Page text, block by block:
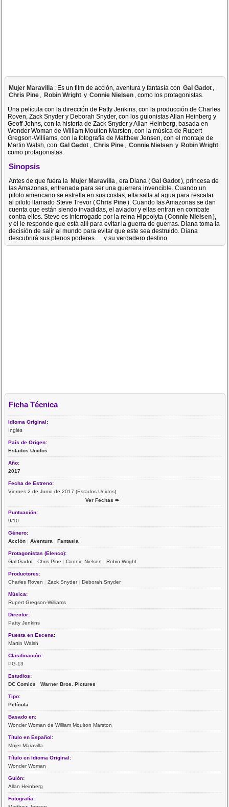
Mujer Maravilla : Es un film de acción, aventura y fantasía con Gal Gadot ,
Chris Pine , Robin Wright y Connie Nielsen , como los protagonistas.
Una película con la dirección de Patty Jenkins, con la producción de Charles
Roven, Zack Snyder y Deborah Snyder, con los guionistas Allan Heinberg y
Geoff Johns, con la historia de Zack Snyder y Allan Heinberg, basada en
Wonder Woman de William Moulton Marston, con la música de Rupert
Gregson-Williams, con la fotografía de Matthew Jensen, con el montaje de
Martin Walsh, con Gal Gadot , Chris Pine , Connie Nielsen y Robin Wright
como protagonistas.
Sinopsis
Antes de que fuera la Mujer Maravilla , era Diana (Gal Gadot), princesa de
las Amazonas, entrenada para ser una guerrera invencible. Cuando un
piloto americano se estrella en sus costas, ella salta al agua para rescatar
al piloto llamado Steve Trevor (Chris Pine). Cuando las Amazonas se dan
cuenta que están siendo invadidas, el aviador y ellas entran en combate
contra ellos. Steve es interrogado por la reina Hippolyta (Connie Nielsen),
y él le responde que está allí para evitar la guerra de guerras. Diana toma la
decisión de salir al mundo para evitar que este sea destruido. Diana
descubrirá sus plenos poderes … y su verdadero destino.
Ficha Técnica
Idioma Original:
Inglés
País de Origen:
Estados Unidos
Año:
2017
Fecha de Estreno:
Viernes 2 de Junio de 2017 (Estados Unidos)
Ver Fechas ➨
Puntuación:
9/10
Género:
Acción |Aventura |Fantasía
Protagonistas (Elenco):
Gal Gadot |Chris Pine |Connie Nielsen |Robin Wright
Productores:
Charles Roven |Zack Snyder|Deborah Snyder
Música:
Rupert Gregson-Williams
Director:
Patty Jenkins
Puesta en Escena:
Martin Walsh
Clasificación:
PG-13
Estudios:
DC Comics |Warner Bros. Pictures
Tipo:
Película
Basado en:
Wonder Woman de William Moulton Marston
Título en Español:
Mujer Maravilla
Título en Idioma Original:
Wonder Woman
Guión:
Allan Heinberg
Fotografía: